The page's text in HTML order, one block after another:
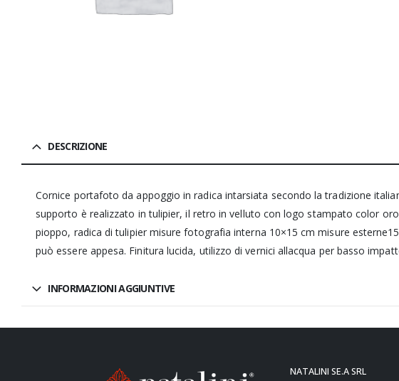
DESCRIZIONE
Cornice portafoto da appoggio in radica intarsiata secondo la tradizione
supporto è realizzato in tulipier, il retro in velluto con logo stampato color
pioppo, radica di tulipier misure fotografia interna 10×15 cm misure
può essere appesa. Finitura lucida, utilizzo di vernici allacqua per basso
INFORMAZIONI AGGIUNTIVE
NATALINI SE.A SRL